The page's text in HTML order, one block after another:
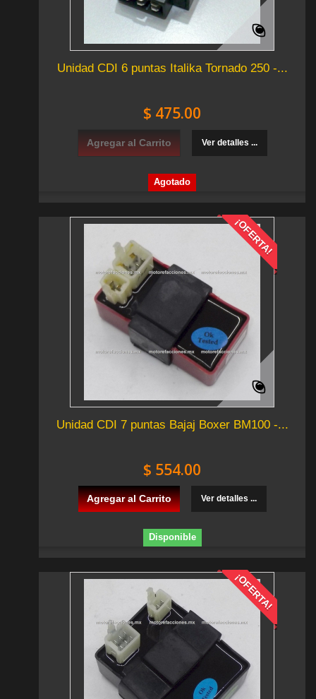
Unidad CDI 6 puntas Italika Tornado 250 -...
$ 475.00
Agregar al Carrito Ver detalles ...
Agotado
¡OFERTA!
Unidad CDI 7 puntas Bajaj Boxer BM100 -...
$ 554.00
Agregar al Carrito Ver detalles ...
Disponible
¡OFERTA!